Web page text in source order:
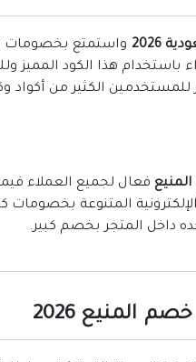
2026
باستخدام هذا الكود
الكثير من أكواد
فعال لجميع العملاء
المتنوعة بخصومات
داخل المتجر بخصم كبير.
المنيع 2026